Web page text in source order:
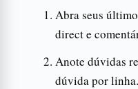
Abra seus
direct e
Anote dúvidas
dúvida por linha.